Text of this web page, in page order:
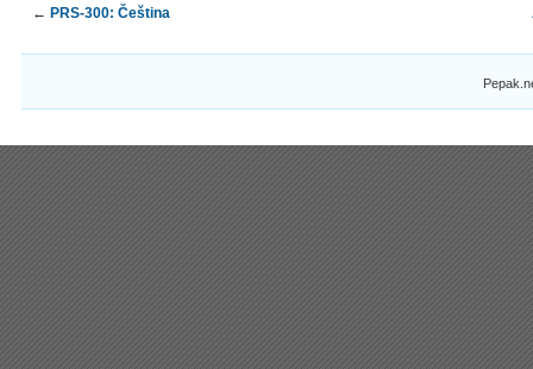
← PRS-300: Čeština